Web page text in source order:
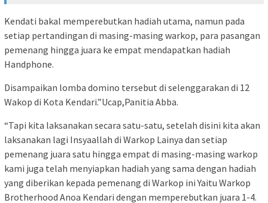
Kendati bakal memperebutkan hadiah utama, namun pada
setiap pertandingan di masing-masing warkop, para pasangan
pemenang hingga juara ke empat mendapatkan hadiah
Handphone.
Disampaikan lomba domino tersebut di selenggarakan di 12
Wakop di Kota Kendari.”Ucap,Panitia Abba.
“Tapi kita laksanakan secara satu-satu, setelah disini kita akan
laksanakan lagi Insyaallah di Warkop Lainya dan setiap
pemenang juara satu hingga empat di masing-masing warkop
kami juga telah menyiapkan hadiah yang sama dengan hadiah
yang diberikan kepada pemenang di Warkop ini Yaitu Warkop
Brotherhood Anoa Kendari dengan memperebutkan juara 1-4.